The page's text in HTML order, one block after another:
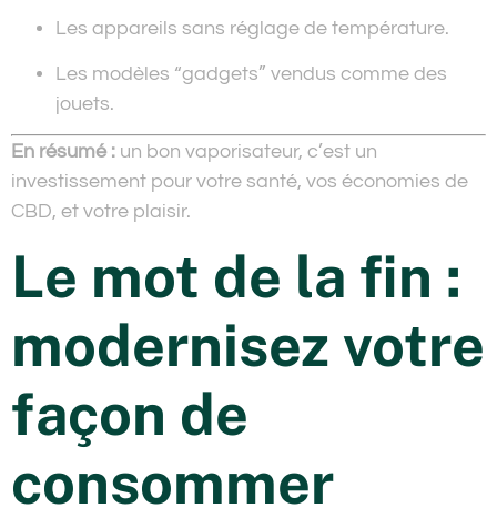
Les appareils sans réglage de température.
Les modèles “gadgets” vendus comme des
jouets.
En résumé : un bon vaporisateur, c’est un
investissement pour votre santé, vos économies de
CBD, et votre plaisir.
Le mot de la fin :
modernisez votre
façon de
consommer